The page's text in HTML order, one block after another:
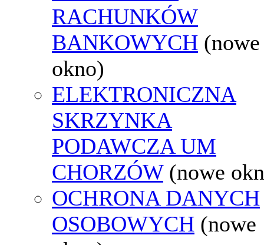
RACHUNKÓW
BANKOWYCH (nowe
okno)
ELEKTRONICZNA
SKRZYNKA
PODAWCZA UM
CHORZÓW (nowe
OCHRONA DANYCH
OSOBOWYCH (nowe